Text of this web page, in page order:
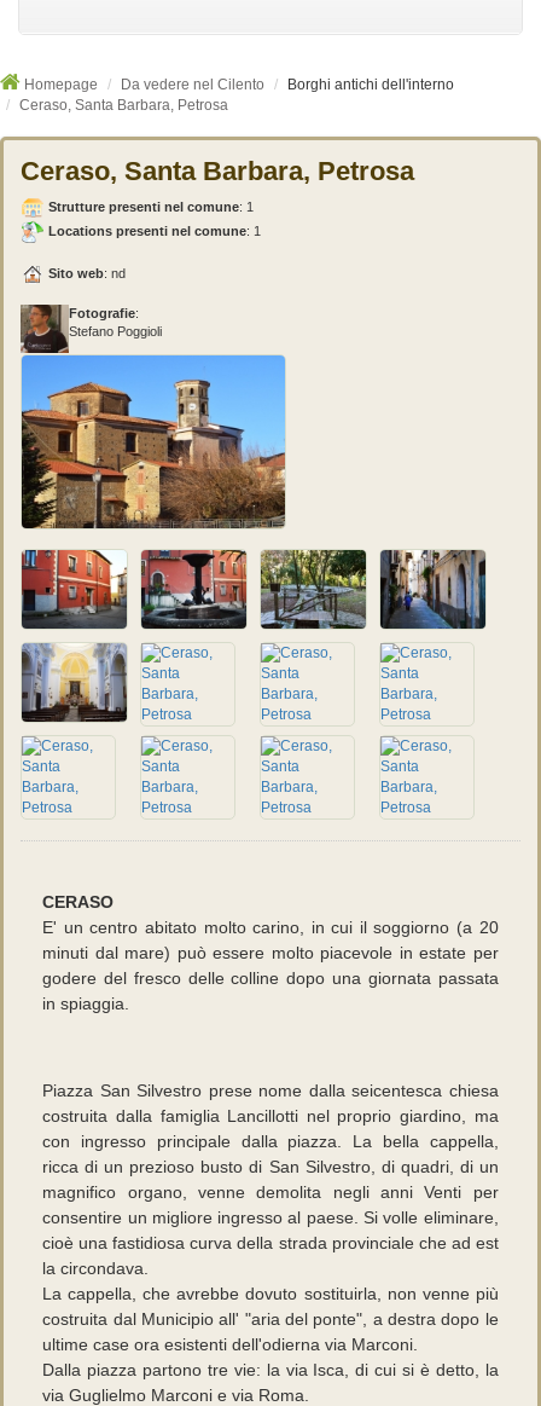
Homepage Da vedere nel Cilento
Borghi antichi dell'interno
Ceraso, Santa Barbara, Petrosa
Ceraso, Santa Barbara, Petrosa
Strutture presenti nel comune: 1
Locations presenti nel comune: 1
Sito web: nd
Fotografie:
Stefano Poggioli
CERASO
E' un centro abitato molto carino, in cui il soggiorno (a 20
minuti dal mare) può essere molto piacevole in estate per
godere del fresco delle colline dopo una giornata passata
in spiaggia.
Piazza San Silvestro prese nome dalla seicentesca chiesa
costruita dalla famiglia Lancillotti nel proprio giardino, ma
con ingresso principale dalla piazza. La bella cappella,
ricca di un prezioso busto di San Silvestro, di quadri, di un
magnifico organo, venne demolita negli anni Venti per
consentire un migliore ingresso al paese. Si volle eliminare,
cioè una fastidiosa curva della strada provinciale che ad est
la circondava.
La cappella, che avrebbe dovuto sostituirla, non venne più
costruita dal Municipio all' "aria del ponte", a destra dopo le
ultime case ora esistenti dell'odierna via Marconi.
Dalla piazza partono tre vie: la via Isca, di cui si è detto, la
via Guglielmo Marconi e via Roma.